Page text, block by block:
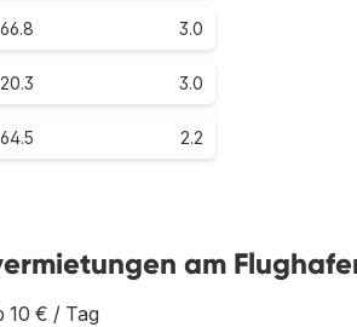
66.8 3.0
20.3 3.0
64.5 2.2
am
10 € / Tag